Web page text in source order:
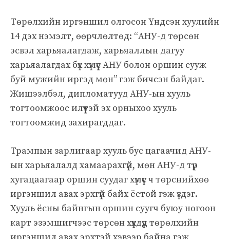
Төрөлхийн иргэншил олгосон Үндсэн хуулийн
14 дэх нэмэлт, өөрчлөлтөд: “АНУ-д төрсөн
эсвэл харьяалагдаж, харьяаллын дагуу
харьяалагдах бүх хүмүүс АНУ болон оршин сууж
буй мужийн иргэд мөн” гэж бичсэн байдаг.
Жишээлбэл, дипломатууд АНУ-ын хууль
тогтоомжоос илүүтэй эх орныхоо хууль
тогтоомжид захирагддаг.
Трампын зарлигаар хууль бус цагаачид АНУ-
ын харьяалалд хамаарахгүй, мөн АНУ-д түр
хугацаагаар оршин суудаг хүмүүс ч төрснийхөө
иргэншил авах эрхгүй байх ёстой гэж үздэг.
Хууль ёсны байнгын оршин суугч буюу ногоон
карт эзэмшигчээс төрсөн хүүхдүүд төрөлхийн